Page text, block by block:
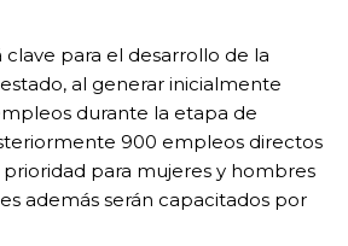
para el desarrollo de la
al generar inicialmente
durante la etapa de
900 empleos directos
para mujeres y hombres
además serán capacitados por